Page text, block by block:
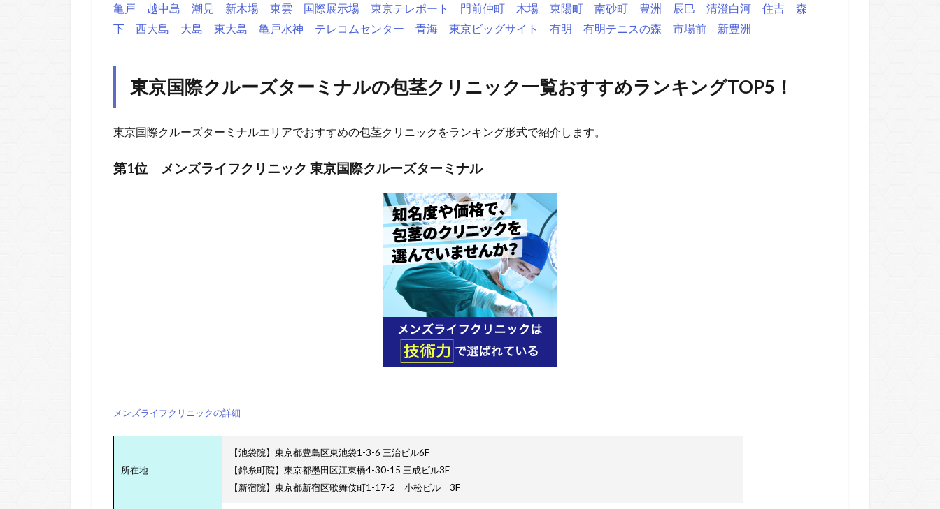
亀戸 越中島 潮見 新木場 東雲 国際展示場 東京テレポート 門前仲町 木場 東陽町 南砂町 豊洲 辰巳 清澄白河 住吉
森
下
西大島 大島 東大島 亀戸水神 テレコムセンター 青海 東京ビッグサイト 有明 有明テニスの森 市場前 新豊洲
東京国際クルーズターミナルの包茎クリニック一覧おすすめランキングTOP5！
東京国際クルーズターミナルエリアでおすすめの包茎クリニックをランキング形式で紹介します。
第1位 メンズライフクリニック 東京国際クルーズターミナル
メンズライフクリニックの詳細
所在地
【池袋院】東京都豊島区東池袋1-3-6 三治ビル6F
【錦糸町院】東京都墨田区江東橋4-30-15 三成ビル3F
【新宿院】東京都新宿区歌舞伎町1-17-2 小松ビル 3F